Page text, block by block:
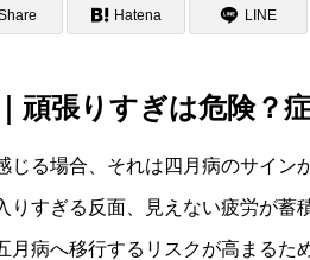
Hatena LINE
頑張りすぎは危険？
じる場合、それは四月病のサイン
りすぎる反面、見えない疲労が蓄
月病へ移行するリスクが高まるた